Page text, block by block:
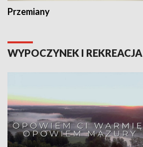
Przemiany
WYPOCZYNEK I REKREACJA